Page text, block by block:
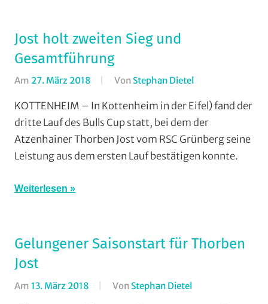
Jost holt zweiten Sieg und
Gesamtführung
Am 27. März 2018 Von Stephan Dietel
Country ,
Mountainbike
RSC
Grünberg,
Vereine
KOTTENHEIM – In Kottenheim in der Eifel) fand der
dritte Lauf des Bulls Cup statt, bei dem der
Atzenhainer Thorben Jost vom RSC Grünberg seine
Leistung aus dem ersten Lauf bestätigen konnte.
Weiterlesen
Gelungener Saisonstart für Thorben
Jost
Am 13. März 2018 Von Stephan Dietel